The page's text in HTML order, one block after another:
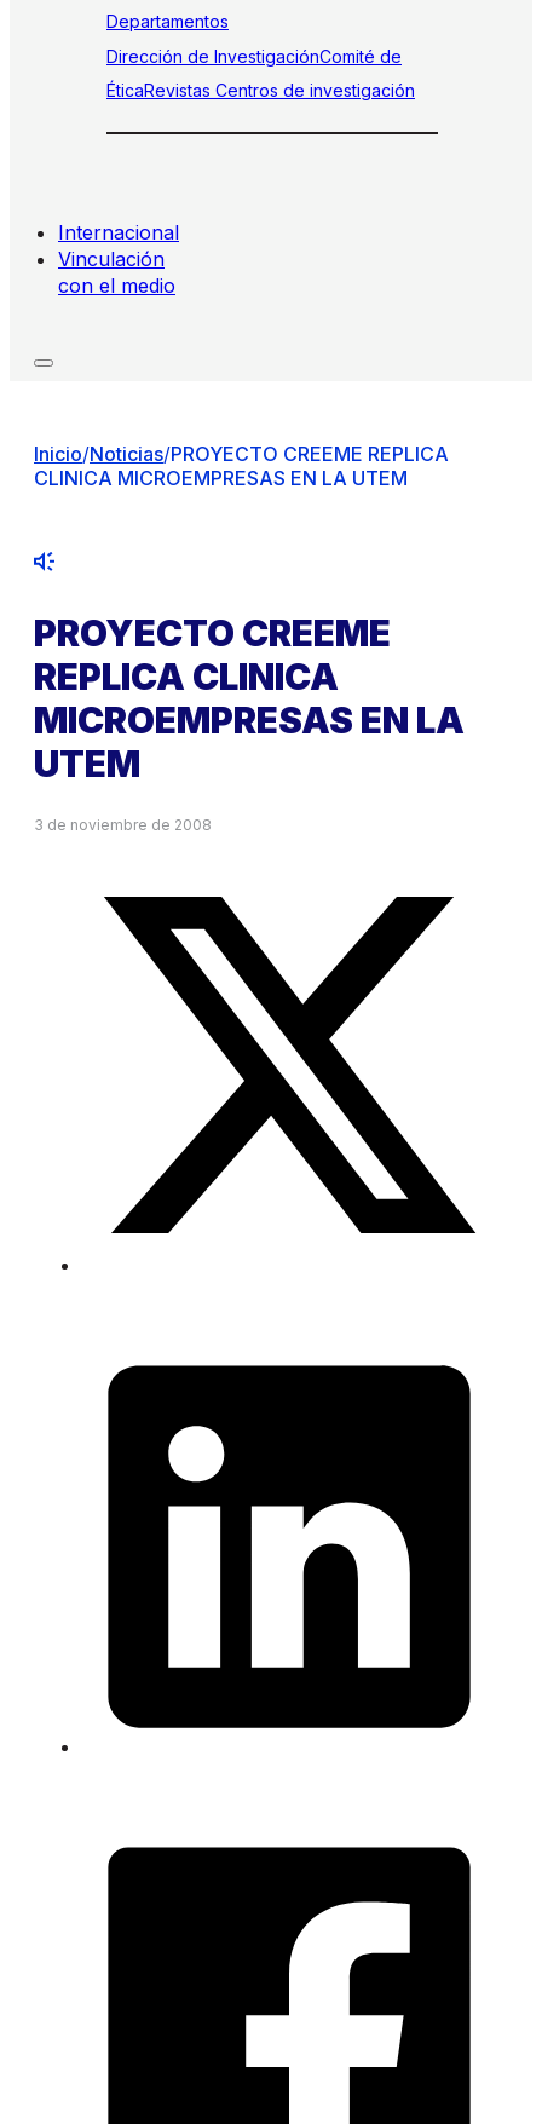
Departamentos
Dirección de InvestigaciónComité de
ÉticaRevistas Centros de investigación
Internacional
Vinculación
con el medio
Inicio/Noticias/PROYECTO CREEME REPLICA
CLINICA MICROEMPRESAS EN LA UTEM
PROYECTO CREEME
REPLICA CLINICA
MICROEMPRESAS EN LA
UTEM
3 de noviembre de 2008